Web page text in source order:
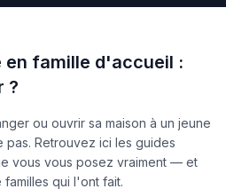
en famille d'accueil :
?
ou ouvrir sa maison à un jeune
Retrouvez ici les guides
vous vous posez vraiment — et
qui l'ont fait.